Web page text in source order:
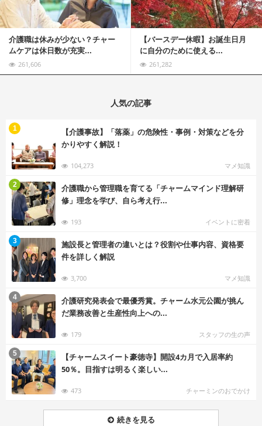
介護職は休みが少ない？チャー
ムケアは休日数が充実...
261,606
【バースデー休暇】お誕生日月
に自分のために使える...
261,282
人気の記事
【介護事故】「落薬」の危険性・事例・対策などを分
かりやすく解説！
104,273 マメ知識
1
介護職から管理職を育てる「チャームマインド理解研
修」理念を学び、自ら考え行...
193 イベントに密着
2
施設長と管理者の違いとは？役割や仕事内容、資格要
件を詳しく解説
3,700 マメ知識
3
介護研究発表会で最優秀賞。チャーム水元公園が挑ん
だ業務改善と生産性向上への...
179 スタッフの生の声
4
【チャームスイート豪徳寺】開設4カ月で入居率約
50％。目指すは明るく楽しい...
473 チャーミンのおでかけ
5
続きを見る